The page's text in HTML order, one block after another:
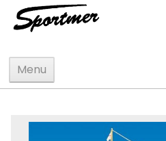
Menu
Maquettes